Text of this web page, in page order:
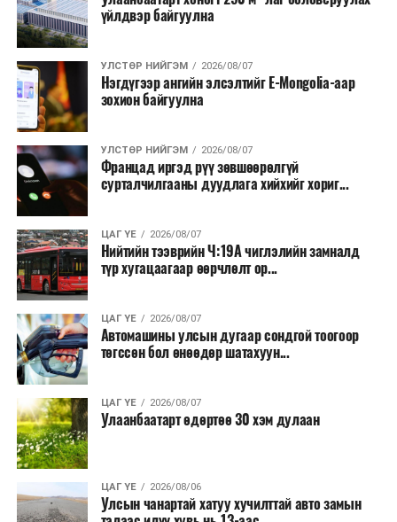
салбар бүрдээ урсгал зардлыг 20 хувиар бууруулах,
нөхөн томилгоо хийхгүй байх, аялал, амралт, зугаалга,
хамт олны урлаг, спортын арга хэмжээг зохион
байгуулахгүй байх, төрийн албанд шинэ орон тоо бий
болгохгүй байх, эрчим хүчний хэрэглээг хэмнэх, хурал,
сургалтыг цахим хэлбэрт шилжүүлэх, төрийн албан
хаагчдыг зарим өдрүүдэд цахимаар ажиллуулах арга
хэмжээг үргэлжлүүлэхийг үүрэг болголоо.
Төсвийн сахилга бат сайжирч, эдийн засгийн нөхцөл
хязгаарлалтыг үе шаттайгаар сулруулах юм.
үйлдвэр байгуулна
УЛСТӨР НИЙГЭМ 2026/08/07
Нэгдүгээр ангийн элсэлтийг E-Mongolia-аар
зохион байгуулна
УЛСТӨР НИЙГЭМ 2026/08/07
Францад иргэд рүү зөвшөөрөлгүй
сурталчилгааны дуудлага хийхийг хориг...
ЦАГ ҮЕ 2026/08/07
Нийтийн тээврийн Ч:19А чиглэлийн замналд
түр хугацаагаар өөрчлөлт ор...
ЦАГ ҮЕ 2026/08/07
Автомашины улсын дугаар сондгой тоогоор
төгссөн бол өнөөдөр шатахуун...
ЦАГ ҮЕ 2026/08/07
Улаанбаатарт өдөртөө 30 хэм дулаан
ЦАГ ҮЕ 2026/08/06
Улсын чанартай хатуу хучилттай авто замын